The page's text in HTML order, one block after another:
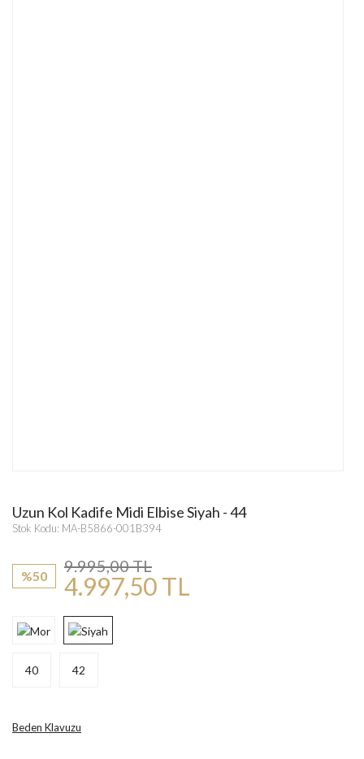
Uzun Kol Kadife Midi Elbise Siyah - 44
Stok Kodu: MA-B5866-001B394
%50
9.995,00 TL
4.997,50 TL
40 42
Beden Klavuzu